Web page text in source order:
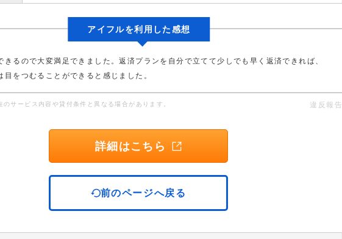
アイフルを利用した感想
きるので大変満足できました。返済プランを自分で立てて少しでも早く返済できれば、
目をつむることができると感じました。
サービス内容や貸付条件と異なる場合があります。 違反報告
詳細はこちら
前のページへ戻る